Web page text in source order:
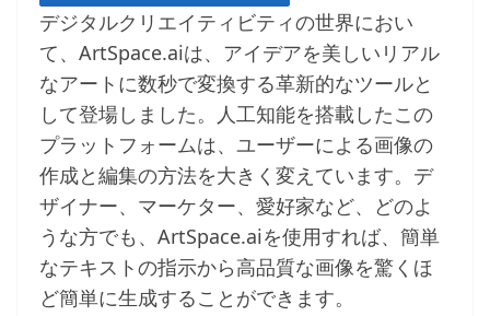
デジタルクリエイティビティの世界におい
て、ArtSpace.aiは、アイデアを美しいリアル
なアートに数秒で変換する革新的なツールと
して登場しました。人工知能を搭載したこの
プラットフォームは、ユーザーによる画像の
作成と編集の方法を大きく変えています。デ
ザイナー、マーケター、愛好家など、どのよ
うな方でも、ArtSpace.aiを使用すれば、簡単
なテキストの指示から高品質な画像を驚くほ
ど簡単に生成することができます。